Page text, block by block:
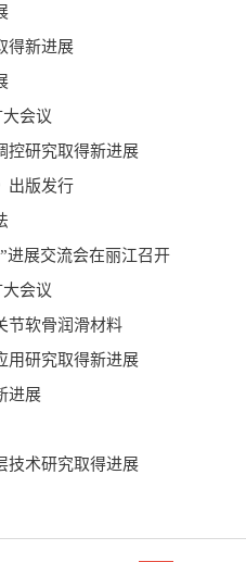
得新进展
会议
控研究取得新进展
出版发行
进展交流会在丽江召开
会议
节软骨润滑材料
用研究取得新进展
进展
技术研究取得进展